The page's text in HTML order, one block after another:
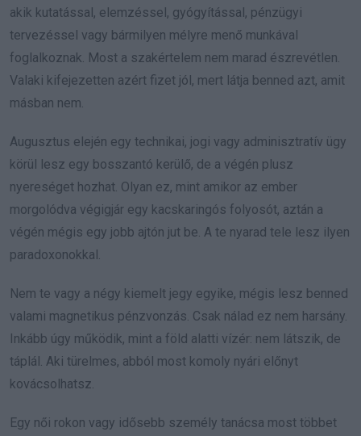
akik kutatással, elemzéssel, gyógyítással, pénzügyi
tervezéssel vagy bármilyen mélyre menő munkával
foglalkoznak. Most a szakértelem nem marad észrevétlen.
Valaki kifejezetten azért fizet jól, mert látja benned azt, amit
másban nem.
Augusztus elején egy technikai, jogi vagy adminisztratív ügy
körül lesz egy bosszantó kerülő, de a végén plusz
nyereséget hozhat. Olyan ez, mint amikor az ember
morgolódva végigjár egy kacskaringós folyosót, aztán a
végén mégis egy jobb ajtón jut be. A te nyarad tele lesz ilyen
paradoxonokkal.
Nem te vagy a négy kiemelt jegy egyike, mégis lesz benned
valami magnetikus pénzvonzás. Csak nálad ez nem harsány.
Inkább úgy működik, mint a föld alatti vízér: nem látszik, de
táplál. Aki türelmes, abból most komoly nyári előnyt
kovácsolhatsz.
Egy női rokon vagy idősebb személy tanácsa most többet